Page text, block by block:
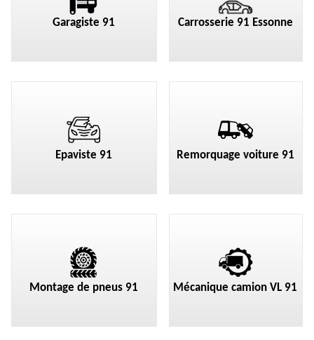
Garagiste 91 Carrosserie 91 Essonne
Epaviste 91 Remorquage voiture 91
Montage de pneus 91 Mécanique camion VL 91